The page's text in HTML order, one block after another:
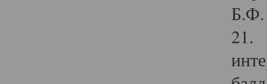
Б.Ф.
21.